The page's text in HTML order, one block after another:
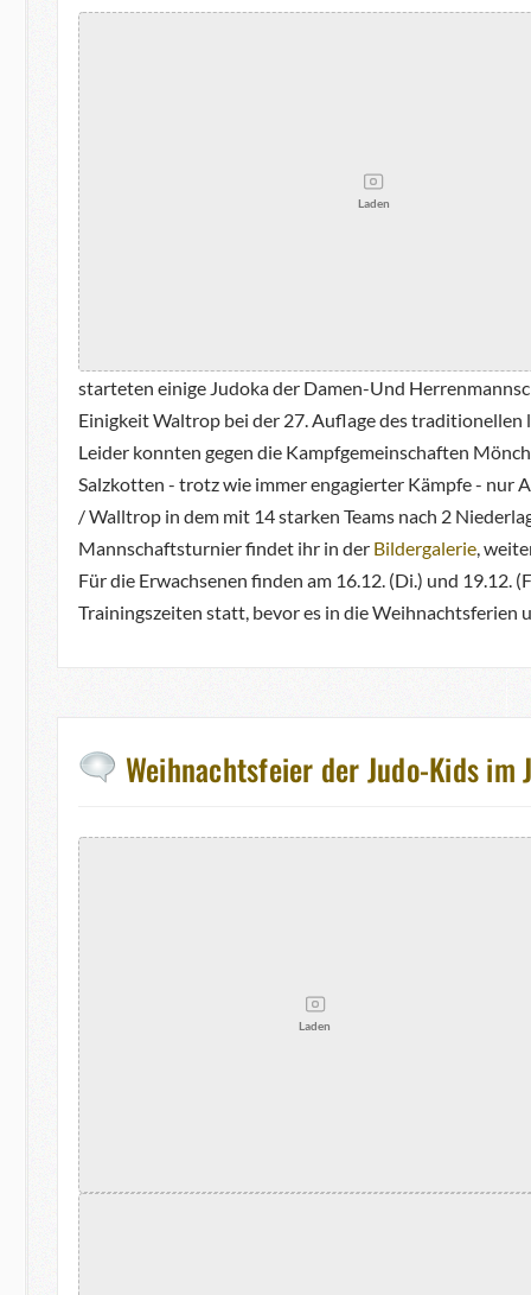
Laden
starteten einige Judoka der Damen-Und
Einigkeit Waltrop bei der 27. Auflage des
Leider konnten gegen die Kampfgemeinschaften
Salzkotten - trotz wie immer engagierter Kämpfe - nur
/ Walltrop in dem mit 14 starken Teams nach 2
Mannschaftsturnier findet ihr in der Bildergalerie,
Für die Erwachsenen finden am 16.12. (Di.) und 19.12.
Trainingszeiten statt, bevor es in die Weihnachtsferien
Weihnachtsfeier der Judo-Kids im
Laden